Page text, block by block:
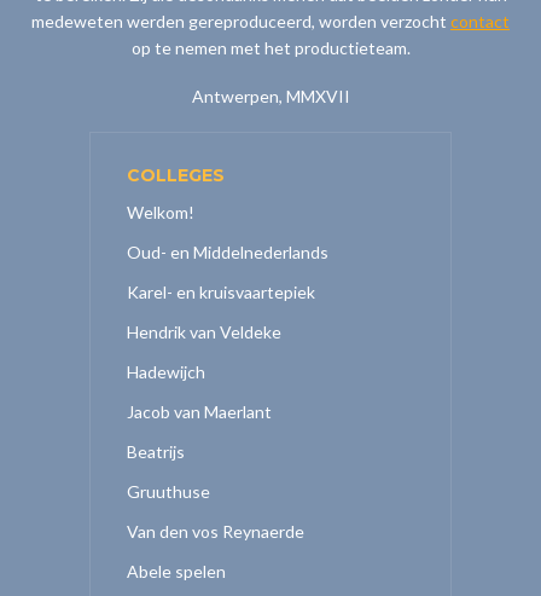
medeweten werden gereproduceerd, worden verzocht contact
op te nemen met het productieteam.
Antwerpen, MMXVII
COLLEGES
Welkom!
Oud- en Middelnederlands
Karel- en kruisvaartepiek
Hendrik van Veldeke
Hadewijch
Jacob van Maerlant
Beatrijs
Gruuthuse
Van den vos Reynaerde
Abele spelen